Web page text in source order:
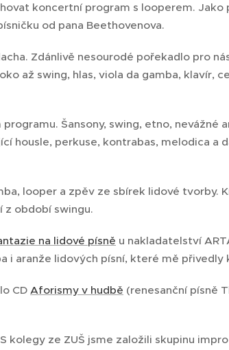
koncertní program s looperem. Jako
od pana Beethovenova.
Zdánlivě nesourodé pořekadlo pro
až swing, hlas, viola da gamba, klavír,
Šansony, swing, etno, nevážné
housle, perkuse, kontrabas, melodica a
looper a zpěv ze sbírek lidové tvorby.
z období swingu.
na lidové písně u nakladatelství
i aranže lidových písní, které mě přivedly
CD Aforismy v hudbě (renesanční písně
ze ZUŠ jsme založili skupinu